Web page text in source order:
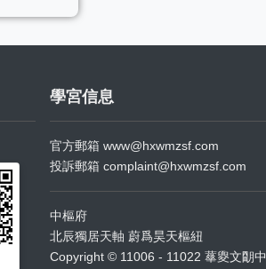
學宮信息
官方郵箱 www@hxwmzsf.com
投訴郵箱 complaint@hxwmzsf.com
中樞府
北辰獨居天軸 蔚爲昊天樞紐
Copyright © 11006 - 11022 蕐夓文朙中